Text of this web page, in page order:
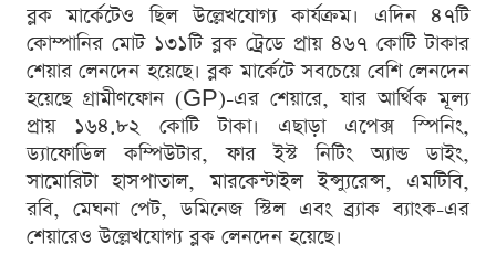
ব্লক মার্কেটেও ছিল উল্লেখযোগ্য কার্যক্রম। এদিন ৪৭টি
কোম্পানির মোট ১৩১টি ব্লক ট্রেডে প্রায় ৪৬৭ কোটি টাকার
শেয়ার লেনদেন হয়েছে। ব্লক মার্কেটে সবচেয়ে বেশি লেনদেন
হয়েছে গ্রামীণফোন (GP)-এর শেয়ারে, যার আর্থিক মূল্য
প্রায় ১৬৪.৮২ কোটি টাকা। এছাড়া এপেক্স স্পিনিং,
ড্যাফোডিল কম্পিউটার, ফার ইস্ট নিটিং অ্যান্ড ডাইং,
সামোরিটা হাসপাতাল, মারকেন্টাইল ইন্স্যুরেন্স, এমটিবি,
রবি, মেঘনা পেট, ডমিনেজ স্টিল এবং ব্র্যাক ব্যাংক-এর
শেয়ারেও উল্লেখযোগ্য ব্লক লেনদেন হয়েছে।